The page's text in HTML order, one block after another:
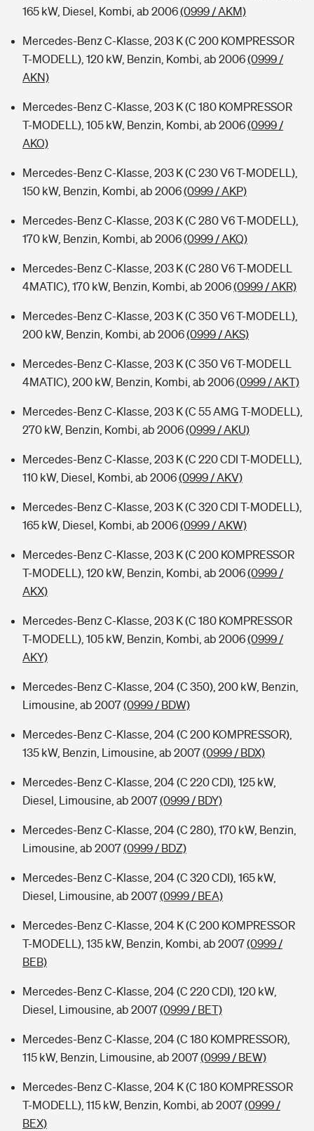
165 kW, Diesel, Kombi, ab 2006(0999 / AKM)
Mercedes-Benz C-Klasse, 203 K (C 200 KOMPRESSOR
T-MODELL), 120 kW, Benzin, Kombi, ab 2006(0999 /
AKN)
Mercedes-Benz C-Klasse, 203 K (C 180 KOMPRESSOR
T-MODELL), 105 kW, Benzin, Kombi, ab 2006(0999 /
AKO)
Mercedes-Benz C-Klasse, 203 K (C 230 V6 T-MODELL),
150 kW, Benzin, Kombi, ab 2006(0999 / AKP)
Mercedes-Benz C-Klasse, 203 K (C 280 V6 T-MODELL),
170 kW, Benzin, Kombi, ab 2006(0999 / AKQ)
Mercedes-Benz C-Klasse, 203 K (C 280 V6 T-MODELL
4MATIC), 170 kW, Benzin, Kombi, ab 2006(0999 / AKR)
Mercedes-Benz C-Klasse, 203 K (C 350 V6 T-MODELL),
200 kW, Benzin, Kombi, ab 2006(0999 / AKS)
Mercedes-Benz C-Klasse, 203 K (C 350 V6 T-MODELL
4MATIC), 200 kW, Benzin, Kombi, ab 2006(0999 / AKT)
Mercedes-Benz C-Klasse, 203 K (C 55 AMG T-MODELL),
270 kW, Benzin, Kombi, ab 2006(0999 / AKU)
Mercedes-Benz C-Klasse, 203 K (C 220 CDI T-MODELL),
110 kW, Diesel, Kombi, ab 2006(0999 / AKV)
Mercedes-Benz C-Klasse, 203 K (C 320 CDI T-MODELL),
165 kW, Diesel, Kombi, ab 2006(0999 / AKW)
Mercedes-Benz C-Klasse, 203 K (C 200 KOMPRESSOR
T-MODELL), 120 kW, Benzin, Kombi, ab 2006(0999 /
AKX)
Mercedes-Benz C-Klasse, 203 K (C 180 KOMPRESSOR
T-MODELL), 105 kW, Benzin, Kombi, ab 2006(0999 /
AKY)
Mercedes-Benz C-Klasse, 204 (C 350), 200 kW, Benzin,
Limousine, ab 2007(0999 / BDW)
Mercedes-Benz C-Klasse, 204 (C 200 KOMPRESSOR),
135 kW, Benzin, Limousine, ab 2007(0999 / BDX)
Mercedes-Benz C-Klasse, 204 (C 220 CDI), 125 kW,
Diesel, Limousine, ab 2007(0999 / BDY)
Mercedes-Benz C-Klasse, 204 (C 280), 170 kW, Benzin,
Limousine, ab 2007(0999 / BDZ)
Mercedes-Benz C-Klasse, 204 (C 320 CDI), 165 kW,
Diesel, Limousine, ab 2007(0999 / BEA)
Mercedes-Benz C-Klasse, 204 K (C 200 KOMPRESSOR
T-MODELL), 135 kW, Benzin, Kombi, ab 2007(0999 /
BEB)
Mercedes-Benz C-Klasse, 204 (C 220 CDI), 120 kW,
Diesel, Limousine, ab 2007(0999 / BET)
Mercedes-Benz C-Klasse, 204 (C 180 KOMPRESSOR),
115 kW, Benzin, Limousine, ab 2007(0999 / BEW)
Mercedes-Benz C-Klasse, 204 K (C 180 KOMPRESSOR
T-MODELL), 115 kW, Benzin, Kombi, ab 2007(0999 /
BEX)